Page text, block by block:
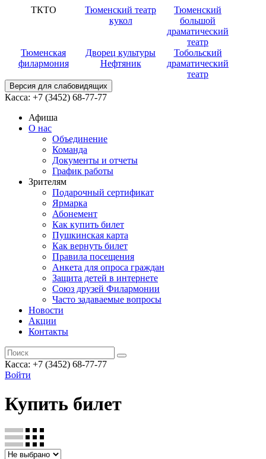
ТКТО
Тюменский театр
кукол
Тюменский
большой
драматический
театр
Тюменская
филармония
Дворец культуры
Нефтяник
Тобольский
драматический
театр
Версия для слабовидящих
Касса: +7 (3452) 68-77-77
Афиша
О нас
Объединение
Команда
Документы и отчеты
График работы
Зрителям
Подарочный сертификат
Ярмарка
Абонемент
Как купить билет
Пушкинская карта
Как вернуть билет
Правила посещения
Анкета для опроса граждан
Защита детей в интернете
Союз друзей Филармонии
Часто задаваемые вопросы
Новости
Акции
Контакты
Касса: +7 (3452) 68-77-77
Войти
Купить билет